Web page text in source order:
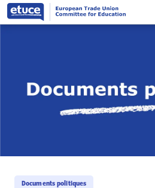
Documents politiques